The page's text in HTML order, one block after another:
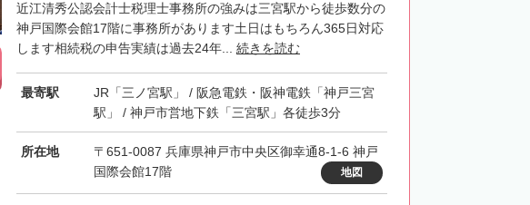
近江清秀公認会計士税理士事務所の強みは三宮駅から徒歩数分の
神戸国際会館17階に事務所があります土日はもちろん365日対応
します相続税の申告実績は過去24年... 続きを読む
最寄駅
JR「三ノ宮駅」 / 阪急電鉄・阪神電鉄「神戸三宮
駅」 / 神戸市営地下鉄「三宮駅」各徒歩3分
所在地
〒651-0087 兵庫県神戸市中央区御幸通8-1-6 神戸
国際会館17階
地図